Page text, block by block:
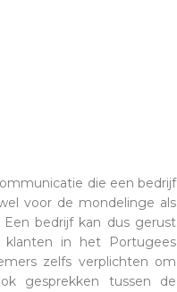
die een bedrijf
voor de mondelinge als
bedrijf kan dus gerust
in het Portugees
zelfs verplichten om
gesprekken tussen de